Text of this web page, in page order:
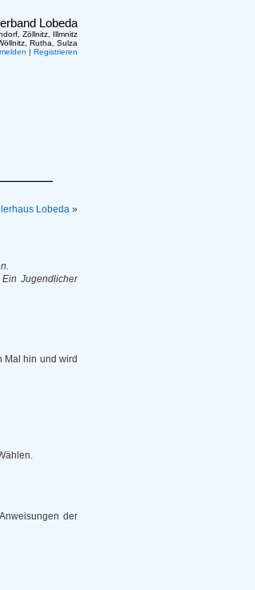
Lobeda
Zöllnitz, Illmnitz
Rutha, Sulza
| Registrieren
Lobeda »
Jugendlicher
Mal hin und wird
der